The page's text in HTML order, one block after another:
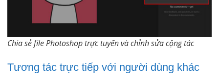
Chia sẻ file Photoshop trực tuyến và chỉnh sửa cộng tác
Tương tác trực tiếp với người dùng khác